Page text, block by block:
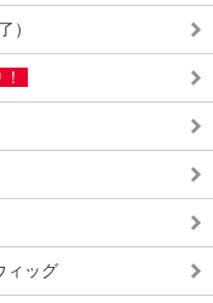
）
ィッグ